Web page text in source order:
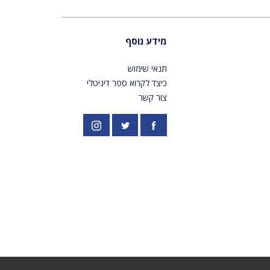
מידע נוסף
תנאי שימוש
כיצד לקרוא ספר דיגיטלי
צור קשר
פייסבוק PardesPublish
אינסטגרם